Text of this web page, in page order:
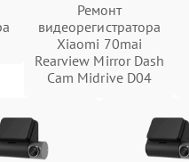
Ремонт
видеорегистратора
Xiaomi 70mai
Rearview Mirror Dash
Cam Midrive D04